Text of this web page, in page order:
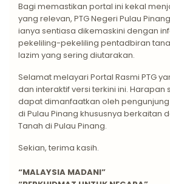
Bagi memastikan portal ini kekal
yang relevan, PTG Negeri Pulau
ianya sentiasa dikemaskini dengan
pekeliling-pekeliling pentadbiran
lazim yang sering diutarakan.
Selamat melayari Portal Rasmi PTG
dan interaktif versi terkini ini. Harapan
dapat dimanfaatkan oleh
di Pulau Pinang khususnya berkaitan
Tanah di Pulau Pinang.
Sekian, terima kasih.
“MALAYSIA MADANI”